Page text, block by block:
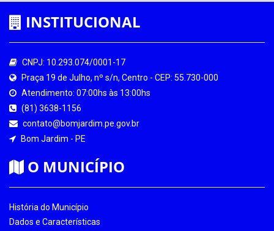
INSTITUCIONAL
CNPJ: 10.293.074/0001-17
Praça 19 de Julho, nº s/n, Centro - CEP: 55.730-000
Atendimento: 07:00hs às 13:00hs
(81) 3638-1156
contato@bomjardim.pe.gov.br
Bom Jardim - PE
O MUNICÍPIO
História do Município
Dados e Características